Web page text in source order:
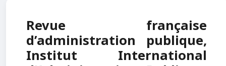
Revue française
d’administration publique,
Institut International